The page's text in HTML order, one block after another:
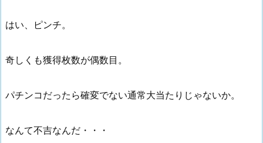
はい、ピンチ。
奇しくも獲得枚数が偶数目。
パチンコだったら確変でない通常大当たりじゃないか。
なんて不吉なんだ・・・